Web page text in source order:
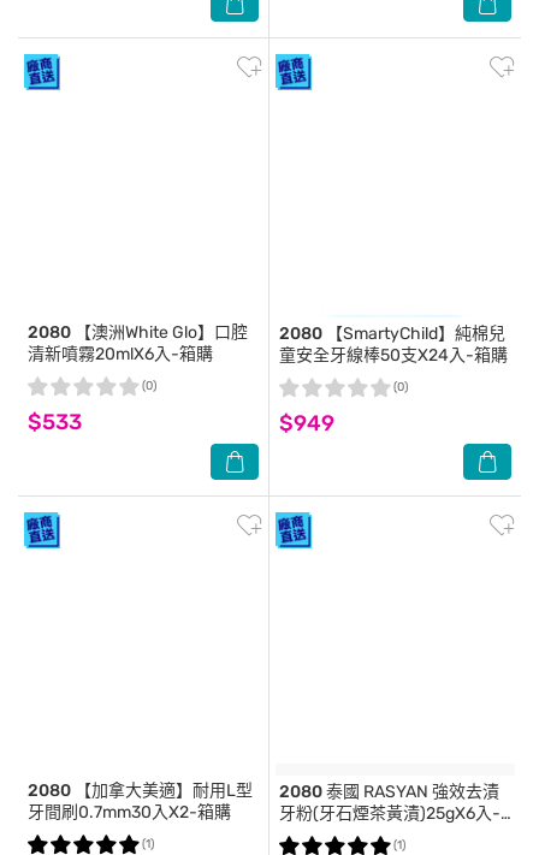
2080 【澳洲White Glo】口腔
清新噴霧20mlX6入-箱購
$533
(0)
2080 【SmartyChild】純棉兒
童安全牙線棒50支X24入-箱購
$949
(0)
2080 【加拿大美適】耐用L型
牙間刷0.7mm30入X2-箱購
(1)
2080泰國 RASYAN 強效去漬
牙粉(牙石煙茶黃漬)25gX6入-
箱購
(1)